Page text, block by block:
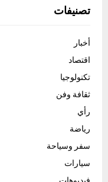
تصنيفات
أخبار
اقتصاد
تكنولوجيا
ثقافة وفن
رأي
رياضة
سفر وسياحة
سيارات